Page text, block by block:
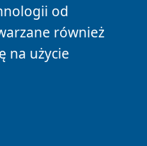
od
również
na użycie